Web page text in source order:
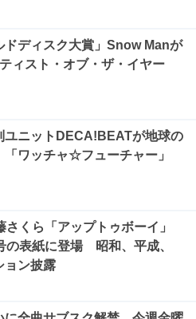
ドディスク大賞」Snow Manが
ィスト・オブ・ザ・イヤー
ユニットDECA!BEATが地球の
「ワッチャ☆フューチャー」
さくら「アップトゥボーイ」
の表紙に登場 昭和、平成、
ョン披露